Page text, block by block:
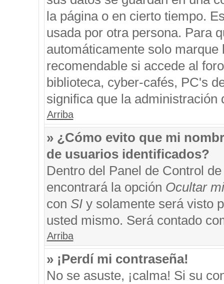
la página o en cierto tiempo.
usada por otra persona. Para
automáticamente solo
recomendable si accede al
biblioteca, cyber-cafés, PC's
significa que la administración
Arriba
» ¿Cómo evito que mi
de usuarios identificados?
Dentro del Panel de Control
encontrará la opción Ocultar
con SIy solamente será visto
usted mismo. Será contado
Arriba
» ¡Perdí mi contraseña!
No se asuste, ¡calma! Si su